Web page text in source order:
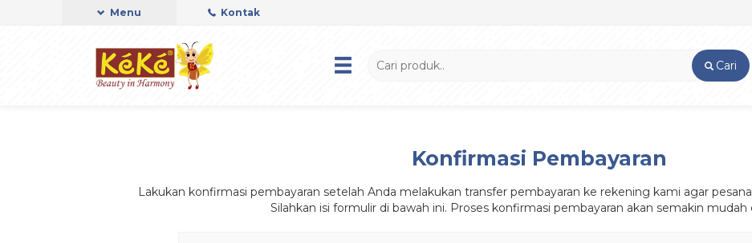
Menu Kontak
Cari
Konfirmasi Pembayaran
Lakukan konfirmasi pembayaran setelah Anda melakukan transfer pembayaran ke rekening kami agar
Silahkan isi formulir di bawah ini. Proses konfirmasi pembayaran akan semakin mudah